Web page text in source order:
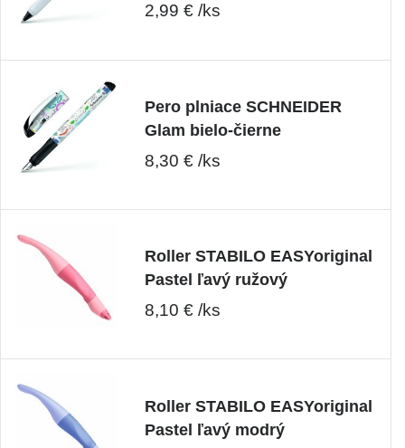
2,99 € /ks
Pero plniace SCHNEIDER
Glam bielo-čierne
8,30 € /ks
Roller STABILO EASYoriginal
Pastel ľavý ružový
8,10 € /ks
Roller STABILO EASYoriginal
Pastel ľavý modrý